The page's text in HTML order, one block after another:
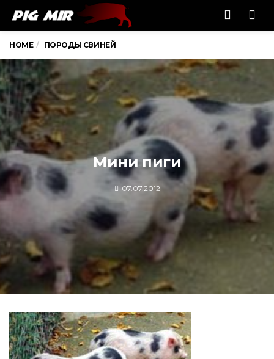
HOME ПОРОДЫ СВИНЕЙ
Мини пиги
07.07.2012